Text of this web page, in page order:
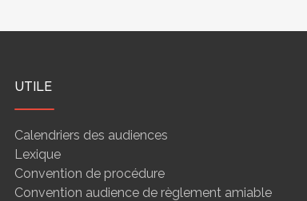
UTILE
Calendriers des audiences
Lexique
Convention de procédure
Convention audience de règlement amiable